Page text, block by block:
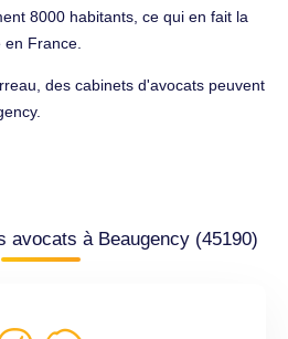
8000 habitants, ce qui en fait la
France.
des cabinets d'avocats peuvent
avocats à Beaugency (45190)